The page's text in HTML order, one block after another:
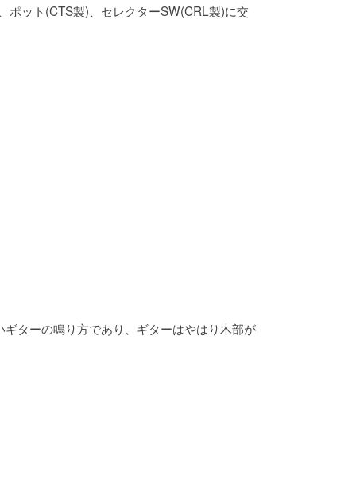
ポット(CTS製)、セレクターSW(CRL製)に交
ターの鳴り方であり、ギターはやはり木部が